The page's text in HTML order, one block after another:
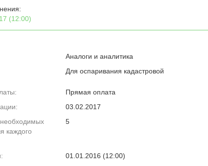
(12:00)
Аналоги и аналитика
Для оспаривания кадастровой
Прямая оплата
03.02.2017
каждого
5
01.01.2016 (12:00)